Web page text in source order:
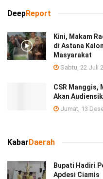
DeepReport
Kini, Makam
di Astana
Masyarakat
Sabtu, 22 Juli
CSR Manggis,
Akan
Jumat, 13
KabarDaerah
Bupati Hadiri
Apdesi Ciamis